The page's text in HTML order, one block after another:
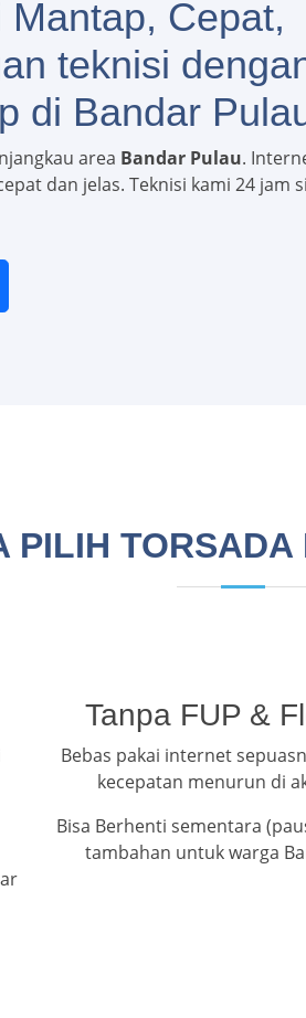
Cepat,
teknisi
di Bandar
area Bandar Pulau.
dan jelas. Teknisi kami 24 jam
PILIH
Tanpa FUP &
Bebas pakai internet
kecepatan menurun di
Bisa Berhenti sementara
tambahan untuk warga